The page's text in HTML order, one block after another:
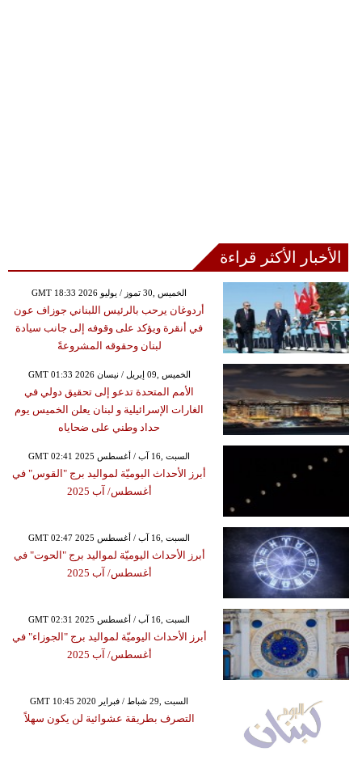
الأخبار الأكثر قراءة
GMT 18:33 2026 الخميس ,30 تموز / يوليو
أردوغان يرحب بالرئيس اللبناني جوزاف عون
في أنقرة ويؤكد على وقوفه إلى جانب سيادة
لبنان وحقوقه المشروعةً
GMT 01:33 2026 الخميس ,09 إبريل / نيسان
الأمم المتحدة تدعو إلى تحقيق دولي في
الغارات الإسرائيلية و لبنان يعلن الخميس يوم
حداد وطني على ضحاياه
GMT 02:41 2025 السبت ,16 آب / أغسطس
أبرز الأحداث اليوميّة لمواليد برج "القوس" في
أغسطس/ آب 2025
GMT 02:47 2025 السبت ,16 آب / أغسطس
أبرز الأحداث اليوميّة لمواليد برج "الحوت" في
أغسطس/ آب 2025
GMT 02:31 2025 السبت ,16 آب / أغسطس
أبرز الأحداث اليوميّة لمواليد برج "الجوزاء" في
أغسطس/ آب 2025
GMT 10:45 2020 السبت ,29 شباط / فبراير
التصرف بطريقة عشوائية لن يكون سهلاً